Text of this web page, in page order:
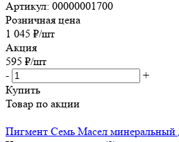
Артикул: 00000001700
Розничная цена
1 045 ₽/шт
Акция
595 ₽/шт
-
+
Купить
Товар по акции
Пигмент Семь Масел минеральный